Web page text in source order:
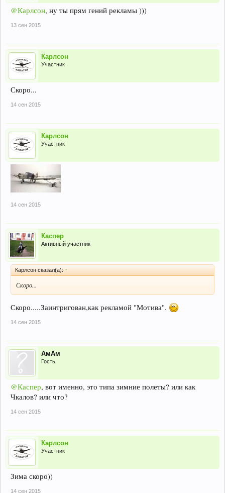
@Карлсон, ну ты прям гений рекламы )))
13 сен 2015
Карлсон
Участник
Скоро...
14 сен 2015
Карлсон
Участник
14 сен 2015
Каспер
Активный участник
Карлсон сказал(а): ↑
Скоро...
Скоро.....Заинтригован,как рекламой "Мотива".
14 сен 2015
АмАм
Гость
@Каспер, вот именно, это типа зимние полеты? или как
Чкалов? или что?
14 сен 2015
Карлсон
Участник
Зима скоро))
14 сен 2015